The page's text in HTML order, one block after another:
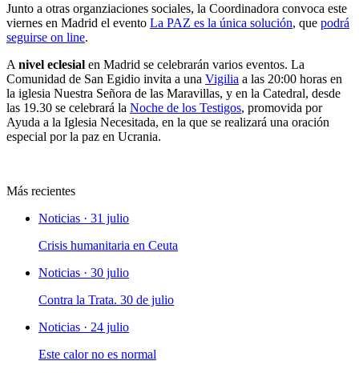
Junto a otras organziaciones sociales, la Coordinadora convoca este
viernes en Madrid el evento La PAZ es la única solución, que podrá
seguirse on line.
A nivel eclesial en Madrid se celebrarán varios eventos. La
Comunidad de San Egidio invita a una Vigilia a las 20:00 horas en
la iglesia Nuestra Señora de las Maravillas, y en la Catedral, desde
las 19.30 se celebrará la Noche de los Testigos, promovida por
Ayuda a la Iglesia Necesitada, en la que se realizará una oración
especial por la paz en Ucrania.
Más recientes
Noticias · 31 julio
Crisis humanitaria en Ceuta
Noticias · 30 julio
Contra la Trata. 30 de julio
Noticias · 24 julio
Este calor no es normal